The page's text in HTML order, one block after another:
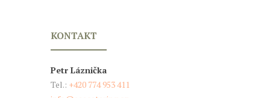
KONTAKT
Petr Láznička
Tel.: +420 774 953 411